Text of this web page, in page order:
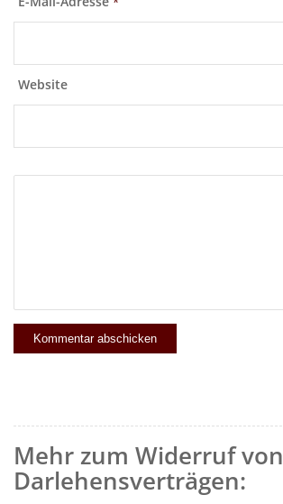
Website
Mehr zum Widerruf von
Darlehensverträgen: